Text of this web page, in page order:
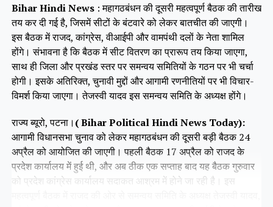
Bihar Hindi News: महागठबंधन की दूसरी महत्वपूर्ण बैठक की तारीख
तय कर दी गई है, जिसमें सीटों के बंटवारे को लेकर बातचीत की जाएगी।
इस बैठक में राजद, कांग्रेस, वीआईपी और वामपंथी दलों के नेता शामिल
होंगे। संभावना है कि बैठक में सीट वितरण का प्रारूप तय किया जाएगा,
साथ ही जिला और प्रखंड स्तर पर समन्वय समितियों के गठन पर भी चर्चा
होगी। इसके अतिरिक्त, चुनावी मुद्दों और आगामी रणनीतियों पर भी विचार-
विमर्श किया जाएगा। तेजस्वी यादव इस समन्वय समिति के अध्यक्ष होंगे।
राज्य ब्यूरो, पटना। ( Bihar Political Hindi News Today):
आगामी विधानसभा चुनाव को लेकर महागठबंधन की दूसरी बड़ी बैठक 24
अप्रैल को आयोजित की जाएगी। पहली बैठक 17 अप्रैल को राजद के
प्रदेश कार्यालय में हुई थी, और अब ठीक एक सप्ताह बाद यह बैठक गुरुवार
को प्रदेश कांग्रेस कार्यालय सदाकत आश्रम में होने जा रही है। इस